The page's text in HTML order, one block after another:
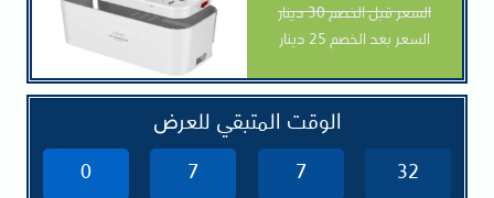
السعر قبل الخصم 30 دينار
السعر بعد الخصم 25 دينار
الوقت المتبقي للعرض
0 7 7 30